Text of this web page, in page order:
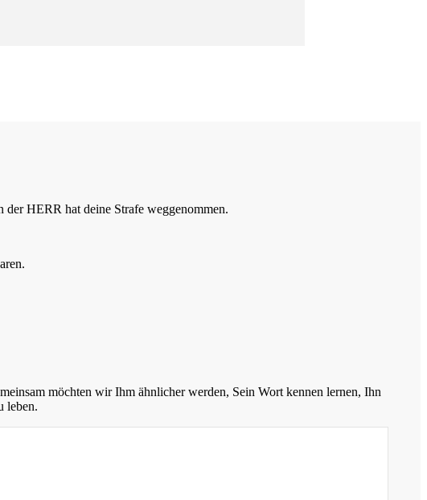
HERR hat deine Strafe weggenommen.
möchten wir Ihm ähnlicher werden, Sein Wort kennen lernen, Ihn
leben.